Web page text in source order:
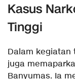
Kasus
Tinggi
Dalam kegiatan
juga
Banyumas. Ia